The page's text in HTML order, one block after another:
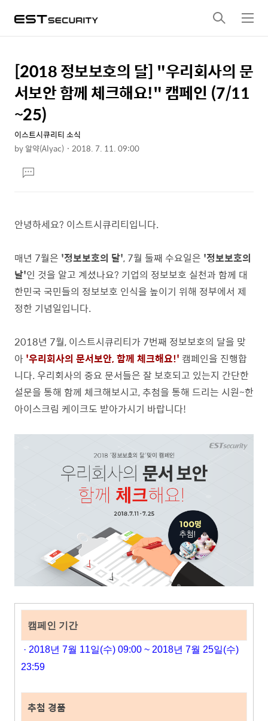
검
색
메
뉴
상
세
텐
츠
본
문
제
목
[2018 정보보호의 달] "우리회사의 문
서보안 함께 체크해요!" 캠페인 (7/11
~25)
이스트시큐리티 소식
by알약(Alyac) 2018. 7. 11. 09:00
문댓
글
안녕하세요? 이스트시큐리티입니다.
매년 7월은 '정보보호의 달', 7월 둘째 수요일은 '정보보호의
날'인 것을 알고 계셨나요? 기업의 정보보호 실천과 함께 대
한민국 국민들의 정보보호 인식을 높이기 위해 정부에서 제
정한 기념일입니다.
2018년 7월, 이스트시큐리티가 7번째 정보보호의 달을 맞
아 '우리회사의 문서보안, 함께 체크해요!' 캠페인을 진행합
니다. 우리회사의 중요 문서들은 잘 보호되고 있는지 간단한
설문을 통해 함께 체크해보시고, 추첨을 통해 드리는 시원~한
아이스크림 케이크도 받아가시기 바랍니다!
캠페인 기간
· 2018년 7월 11일(수) 09:00 ~ 2018년 7월 25일(수)
23:59
추첨 경품